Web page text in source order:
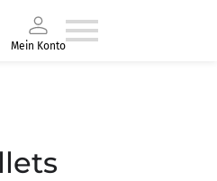
Mein Konto